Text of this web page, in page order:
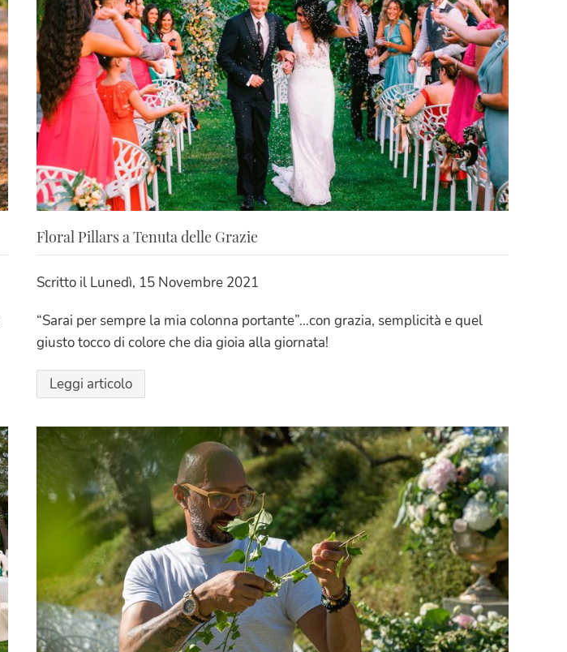
Floral Pillars a Tenuta delle Grazie
Scritto il Lunedì, 15 Novembre 2021
“Sarai per sempre la mia colonna portante”…con grazia, semplicità e quel
giusto tocco di colore che dia gioia alla giornata!
Leggi articolo